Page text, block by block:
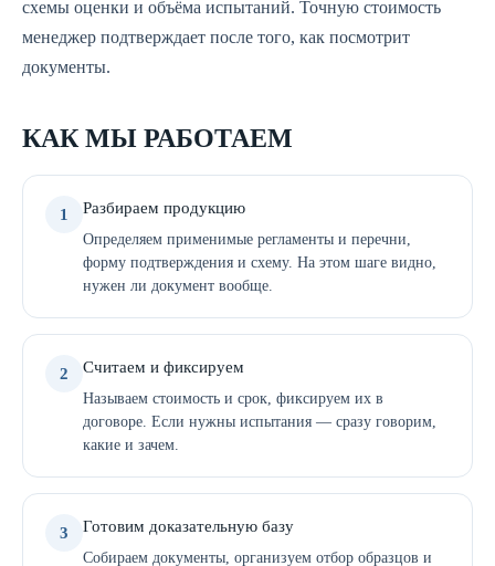
схемы оценки и объёма испытаний. Точную стоимость
менеджер подтверждает после того, как посмотрит
документы.
КАК МЫ РАБОТАЕМ
1 Разбираем продукцию
Определяем применимые регламенты и перечни,
форму подтверждения и схему. На этом шаге видно,
нужен ли документ вообще.
2 Считаем и фиксируем
Называем стоимость и срок, фиксируем их в
договоре. Если нужны испытания — сразу говорим,
какие и зачем.
3 Готовим доказательную базу
Собираем документы, организуем отбор образцов и